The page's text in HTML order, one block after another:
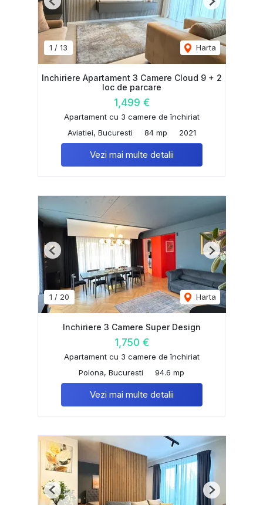
1 / 13 Harta
Previous Next
Inchiriere Apartament 3 Camere Cloud 9 + 2
loc de parcare
1,499 €
Apartament cu 3 camere de închiriat
Aviatiei, Bucuresti
84 mp 2021
Vezi mai multe detalii
1 / 20 Harta
Previous Next
Inchiriere 3 Camere Super Design
1,750 €
Apartament cu 3 camere de închiriat
Polona, Bucuresti
94.6 mp
Vezi mai multe detalii
Previous Next